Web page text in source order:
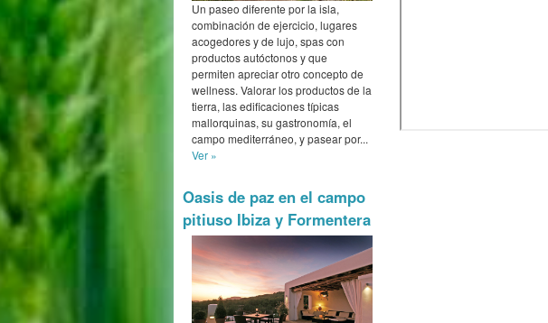
Un paseo diferente por la isla,
combinación de ejercicio, lugares
acogedores y de lujo, spas con
productos autóctonos y que
permiten apreciar otro concepto de
wellness. Valorar los productos de la
tierra, las edificaciones típicas
mallorquinas, su gastronomía, el
campo mediterráneo, y pasear por...
Ver »
Oasis de paz en el campo
pitiuso Ibiza y Formentera